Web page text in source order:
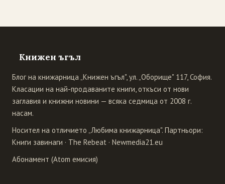
Книжен ъгъл
Блог на книжарница „Книжен ъгъл", ул. „Оборище" 117, София.
Класации на най-продаваните книги, откъси от нови
заглавия и книжни новини — всяка седмица от 2008 г.
насам.
Носител на отличието „Любима книжарница". Партньори:
Книги завинаги · The Rebeat · Newmedia21.eu
Абонамент (Atom емисия)